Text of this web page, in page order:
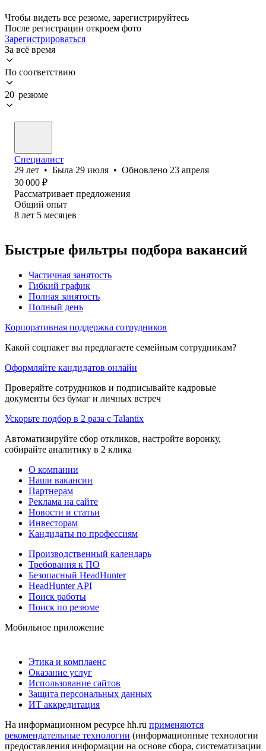
Чтобы видеть все резюме, зарегистрируйтесь
После регистрации откроем фото
Зарегистрироваться
За всё время
По соответствию
20 резюме
Специалист
29 лет • Была 29 июля • Обновлено 23 апреля
30 000 ₽
Рассматривает предложения
Общий опыт
8 лет 5 месяцев
Быстрые фильтры подбора вакансий
Частичная занятость
Гибкий график
Полная занятость
Полный день
Корпоративная поддержка сотрудников
Какой соцпакет вы предлагаете семейным сотрудникам?
Оформляйте кандидатов онлайн
Проверяйте сотрудников и подписывайте кадровые
документы без бумаг и личных встреч
Ускорьте подбор в 2 раза с Talantix
Автоматизируйте сбор откликов, настройте воронку,
собирайте аналитику в 2 клика
О компании
Наши вакансии
Партнерам
Реклама на сайте
Новости и статьи
Инвесторам
Кандидаты по профессиям
Производственный календарь
Требования к ПО
Безопасный HeadHunter
HeadHunter API
Поиск работы
Поиск по резюме
Мобильное приложение
Этика и комплаенс
Оказание услуг
Использование сайтов
Защита персональных данных
ИТ аккредитация
На информационном ресурсе hh.ru применяются
рекомендательные технологии (информационные технологии
предоставления информации на основе сбора, систематизации